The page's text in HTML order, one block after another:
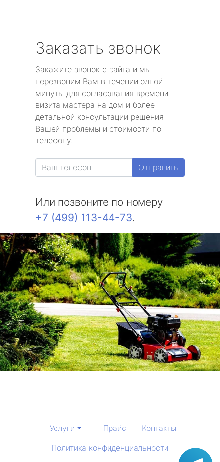
Заказать звонок
Закажите звонок с сайта и мы
перезвоним Вам в течении одной
минуты для согласования времени
визита мастера на дом и более
детальной консультации решения
Вашей проблемы и стоимости по
телефону.
Отправить
Или позвоните по номеру
+7 (499) 113-44-73.
Услуги Прайс
Контакты
Политика конфиденциальности